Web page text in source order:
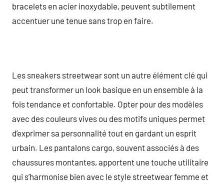
bracelets en acier inoxydable, peuvent subtilement
accentuer une tenue sans trop en faire.
Les sneakers streetwear sont un autre élément clé qui
peut transformer un look basique en un ensemble à la
fois tendance et confortable. Opter pour des modèles
avec des couleurs vives ou des motifs uniques permet
d’exprimer sa personnalité tout en gardant un esprit
urbain. Les pantalons cargo, souvent associés à des
chaussures montantes, apportent une touche utilitaire
qui s’harmonise bien avec le style streetwear femme et